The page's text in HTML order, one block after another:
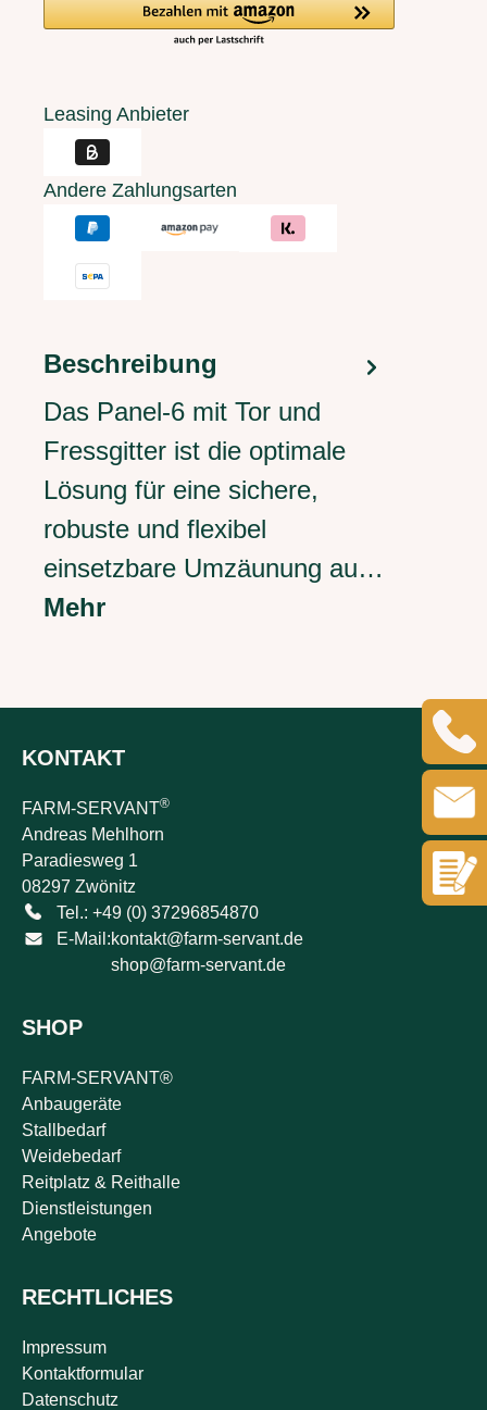
Leasing Anbieter
Andere Zahlungsarten
Beschreibung
Das Panel-6 mit Tor und
Fressgitter ist die optimale
Lösung für eine sichere,
robuste und flexibel
einsetzbare Umzäunung au…
Mehr
KONTAKT
FARM-SERVANT®
Andreas Mehlhorn
Paradiesweg 1
08297 Zwönitz
Tel.: +49 (0) 37296854870
E-Mail:kontakt@farm-servant.de
shop@farm-servant.de
SHOP
FARM-SERVANT®
Anbaugeräte
Stallbedarf
Weidebedarf
Reitplatz & Reithalle
Dienstleistungen
Angebote
RECHTLICHES
Impressum
Kontaktformular
Datenschutz